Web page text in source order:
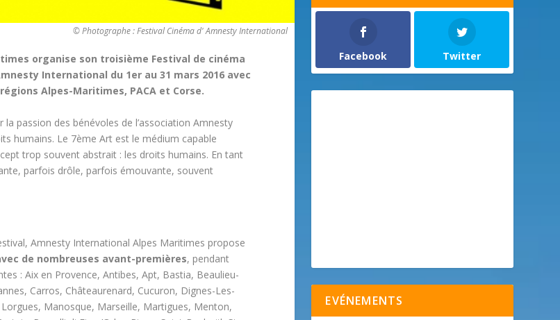
© Photographe : Festival Cinéma d' Amnesty International
organise son troisième Festival de cinéma
International du 1er au 31 mars 2016 avec
Alpes-Maritimes, PACA et Corse.
passion des bénévoles de l’association Amnesty
humains. Le 7ème Art est le médium capable
trop souvent abstrait : les droits humains. En tant
parfois drôle, parfois émouvante, souvent
Amnesty International Alpes Maritimes propose
de nombreuses avant-premières, pendant
: Aix en Provence, Antibes, Apt, Bastia, Beaulieu-
Carros, Châteaurenard, Cucuron, Dignes-Les-
Lorgues, Manosque, Marseille, Martigues, Menton,
Facebook Twitter
EVÉNEMENTS